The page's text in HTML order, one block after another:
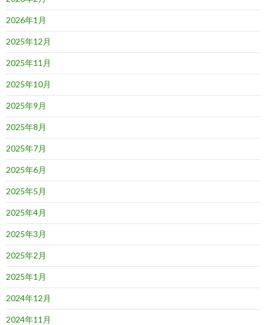
2026年1月
2025年12月
2025年11月
2025年10月
2025年9月
2025年8月
2025年7月
2025年6月
2025年5月
2025年4月
2025年3月
2025年2月
2025年1月
2024年12月
2024年11月